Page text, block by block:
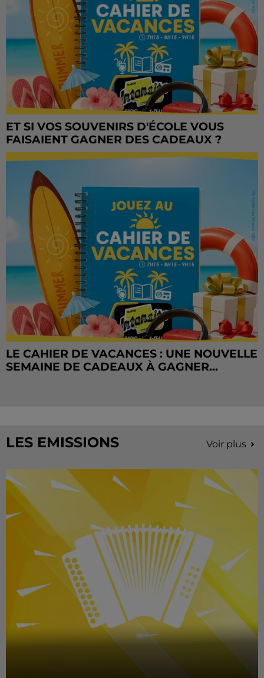
ET SI VOS SOUVENIRS D'ÉCOLE VOUS
FAISAIENT GAGNER DES CADEAUX ?
LE CAHIER DE VACANCES : UNE NOUVELLE
SEMAINE DE CADEAUX À GAGNER...
LES EMISSIONS Voir plus